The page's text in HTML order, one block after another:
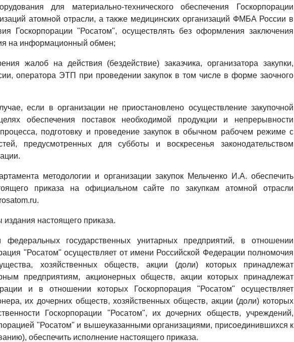
для материально-технического обеспечения Госкорпорации
атомной отрасли, а также медицинских организаций ФМБА России в
Госкорпорации "Росатом", осуществлять без оформления заключения
на информационный обмен;
жалоб на действия (бездействие) заказчика, организатора закупки,
оператора ЭТП при проведении закупок в том числе в форме заочного
если в организации не приостановлено осуществление закупочной
обеспечения поставок необходимой продукции и непрерывности
процесса, подготовку и проведение закупок в обычном рабочем режиме с
предусмотренных для субботы и воскресенья законодательством
методологии и организации закупок Мельченко И.А. обеспечить
приказа на официальном сайте по закупкам атомной отрасли
издания настоящего приказа.
федеральных государственных унитарных предприятий, в отношении
"Росатом" осуществляет от имени Российской Федерации полномочия
хозяйственных обществ, акции (доли) которых принадлежат
предприятиям, акционерных обществ, акции которых принадлежат
и в отношении которых Госкорпорация "Росатом" осуществляет
их дочерних обществ, хозяйственных обществ, акции (доли) которых
Госкорпорации "Росатом", их дочерних обществ, учреждений,
"Росатом" и вышеуказанными организациями, присоединившихся к
обеспечить исполнение настоящего приказа.